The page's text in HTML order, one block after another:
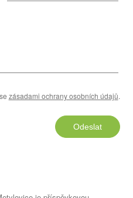
zásadami ochrany osobních údajů.
Odeslat